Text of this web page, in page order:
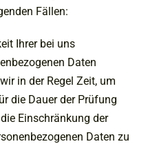
Fällen:
Ihrer bei uns
Daten
in der Regel Zeit, um
die Dauer der Prüfung
Einschränkung der
Daten zu